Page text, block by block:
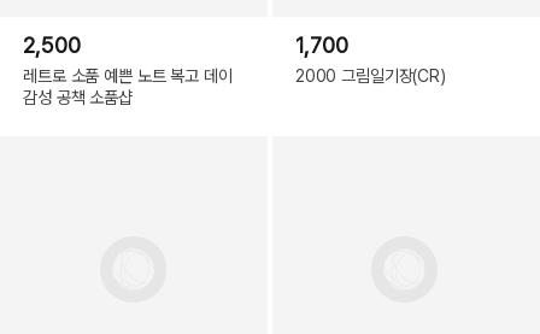
2,500
레트로 소품 예쁜 노트 복고 데이
감성 공책 소품샵
1,700
2000 그림일기장(CR)